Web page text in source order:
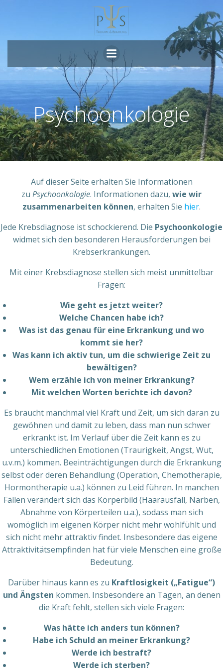
Zum
Inhalt
springen
Psychoonkologie
Auf dieser Seite erhalten Sie Informationen
zu Psychoonkologie. Informationen dazu, wie wir
zusammenarbeiten können, erhalten Sie hier.
Jede Krebsdiagnose ist schockierend. Die Psychoonkologie
widmet sich den besonderen Herausforderungen bei
Krebserkrankungen.
Mit einer Krebsdiagnose stellen sich meist unmittelbar
Fragen:
Wie geht es jetzt weiter?
Welche Chancen habe ich?
Was ist das genau für eine Erkrankung und wo
kommt sie her?
Was kann ich aktiv tun, um die schwierige Zeit zu
bewältigen?
Wem erzähle ich von meiner Erkrankung?
Mit welchen Worten berichte ich davon?
Es braucht manchmal viel Kraft und Zeit, um sich daran zu
gewöhnen und damit zu leben, dass man nun schwer
erkrankt ist. Im Verlauf über die Zeit kann es zu
unterschiedlichen Emotionen (Traurigkeit, Angst, Wut,
u.v.m.) kommen. Beeinträchtigungen durch die Erkrankung
selbst oder deren Behandlung (Operation, Chemotherapie,
Hormontherapie u.a.) können zu Leid führen. In manchen
Fällen verändert sich das Körperbild (Haarausfall, Narben,
Abnahme von Körperteilen u.a.), sodass man sich
womöglich im eigenen Körper nicht mehr wohlfühlt und
sich nicht mehr attraktiv findet. Insbesondere das eigene
Attraktivitätsempfinden hat für viele Menschen eine große
Bedeutung.
Darüber hinaus kann es zu Kraftlosigkeit („Fatigue“)
und Ängsten kommen. Insbesondere an Tagen, an denen
die Kraft fehlt, stellen sich viele Fragen:
Was hätte ich anders tun können?
Habe ich Schuld an meiner Erkrankung?
Werde ich bestraft?
Werde ich sterben?